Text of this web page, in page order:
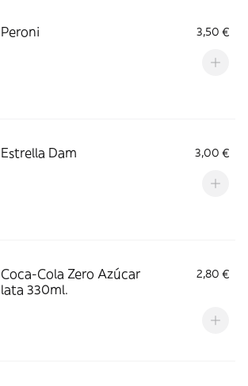
Peroni 3,50 €
Estrella Dam 3,00 €
Coca-Cola Zero Azúcar
lata 330ml.
2,80 €